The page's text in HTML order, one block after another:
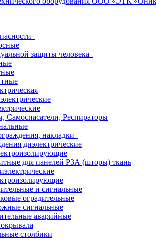
защиты человека
Самоспасатели, Респираторы
накладки
диэлектрические
для панелей РЗА (шторы) ткань
и сигнальные
оградительные
сигнальные
аварийные
столбики